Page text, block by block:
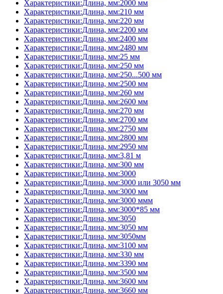
Характеристики:Длина, мм:2000 мм
Характеристики:Длина, мм:210 мм
Характеристики:Длина, мм:220 мм
Характеристики:Длина, мм:2200 мм
Характеристики:Длина, мм:2400 мм
Характеристики:Длина, мм:2480 мм
Характеристики:Длина, мм:25 мм
Характеристики:Длина, мм:250 мм
Характеристики:Длина, мм:250...500 мм
Характеристики:Длина, мм:2500 мм
Характеристики:Длина, мм:260 мм
Характеристики:Длина, мм:2600 мм
Характеристики:Длина, мм:270 мм
Характеристики:Длина, мм:2700 мм
Характеристики:Длина, мм:2750 мм
Характеристики:Длина, мм:2800 мм
Характеристики:Длина, мм:2950 мм
Характеристики:Длина, мм:3,81 м
Характеристики:Длина, мм:300 мм
Характеристики:Длина, мм:3000
Характеристики:Длина, мм:3000 или 3050 мм
Характеристики:Длина, мм:3000 мм
Характеристики:Длина, мм:3000 ммм
Характеристики:Длина, мм:3000*85 мм
Характеристики:Длина, мм:3050
Характеристики:Длина, мм:3050 мм
Характеристики:Длина, мм:3050мм
Характеристики:Длина, мм:3100 мм
Характеристики:Длина, мм:330 мм
Характеристики:Длина, мм:3390 мм
Характеристики:Длина, мм:3500 мм
Характеристики:Длина, мм:3600 мм
Характеристики:Длина, мм:3660 мм